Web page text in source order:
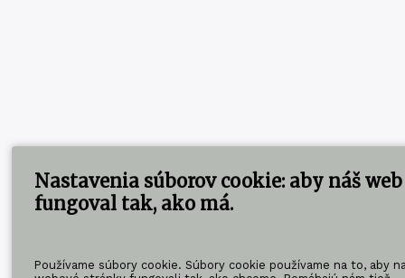
Nastavenia súborov cookie: aby náš web
fungoval tak, ako má.
Používame súbory cookie. Súbory cookie používame na to, aby